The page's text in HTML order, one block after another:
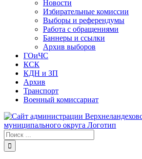
Новости
Избирательные комиссии
Выборы и референдумы
Работа с обращениями
Баннеры и ссылки
Архив выборов
ГОиЧС
КСК
КДН и ЗП
Архив
Транспорт
Военный комиссариат
Результат
поиска: